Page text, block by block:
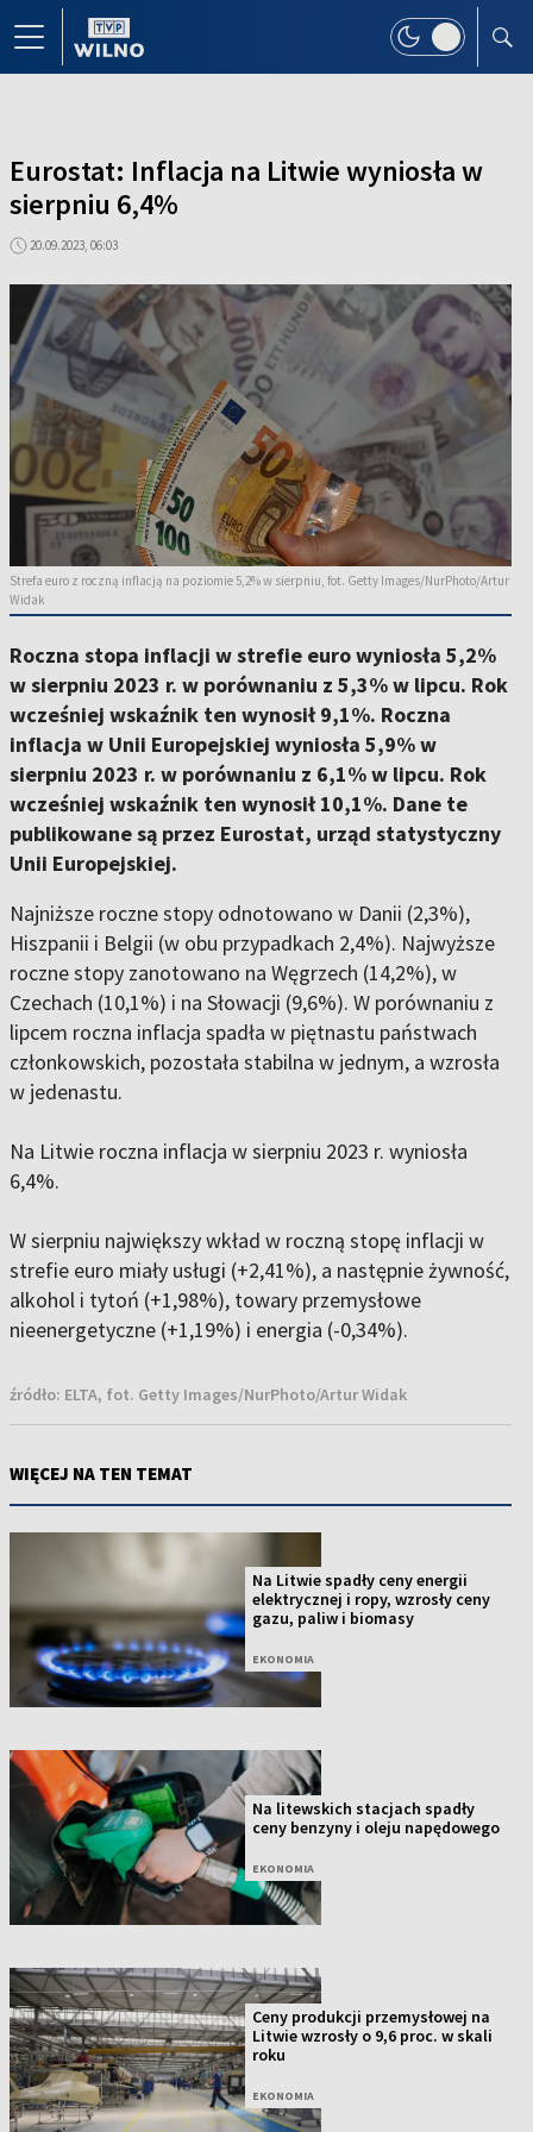
Eurostat: Inflacja na Litwie wyniosła w
sierpniu 6,4%
20.09.2023, 06:03
Strefa euro z roczną inflacją na poziomie 5,2% w sierpniu, fot. Getty Images/NurPhoto/Artur
Widak
Roczna stopa inflacji w strefie euro wyniosła 5,2%
w sierpniu 2023 r. w porównaniu z 5,3% w lipcu. Rok
wcześniej wskaźnik ten wynosił 9,1%. Roczna
inflacja w Unii Europejskiej wyniosła 5,9% w
sierpniu 2023 r. w porównaniu z 6,1% w lipcu. Rok
wcześniej wskaźnik ten wynosił 10,1%. Dane te
publikowane są przez Eurostat, urząd statystyczny
Unii Europejskiej.
Najniższe roczne stopy odnotowano w Danii (2,3%),
Hiszpanii i Belgii (w obu przypadkach 2,4%). Najwyższe
roczne stopy zanotowano na Węgrzech (14,2%), w
Czechach (10,1%) i na Słowacji (9,6%). W porównaniu z
lipcem roczna inflacja spadła w piętnastu państwach
członkowskich, pozostała stabilna w jednym, a wzrosła
w jedenastu.
Na Litwie roczna inflacja w sierpniu 2023 r. wyniosła
6,4%.
W sierpniu największy wkład w roczną stopę inflacji w
strefie euro miały usługi (+2,41%), a następnie żywność,
alkohol i tytoń (+1,98%), towary przemysłowe
nieenergetyczne (+1,19%) i energia (-0,34%).
źródło: ELTA, fot. Getty Images/NurPhoto/Artur Widak
WIĘCEJ NA TEN TEMAT
Na Litwie spadły ceny energii
elektrycznej i ropy, wzrosły ceny
gazu, paliw i biomasy
EKONOMIA
Na litewskich stacjach spadły
ceny benzyny i oleju napędowego
EKONOMIA
Ceny produkcji przemysłowej na
Litwie wzrosły o 9,6 proc. w skali
roku
EKONOMIA